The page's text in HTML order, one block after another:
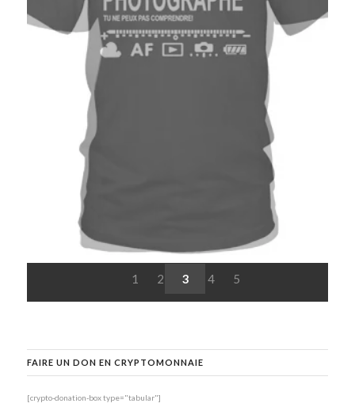
1 2 3 4 5
FAIRE UN DON EN CRYPTOMONNAIE
[crypto-donation-box type="tabular"]